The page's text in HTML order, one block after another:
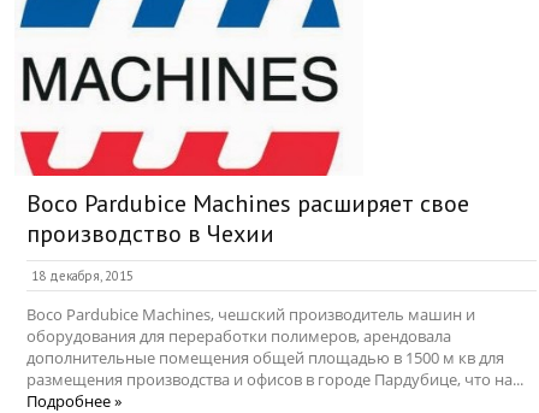
Boco Pardubice Machines расширяет свое
производство в Чехии
18 декабря, 2015
Boco Pardubice Machines, чешский производитель машин и
оборудования для переработки полимеров, арендовала
дополнительные помещения общей площадью в 1500 м кв для
размещения производства и офисов в городе Пардубице, что на...
Подробнее »